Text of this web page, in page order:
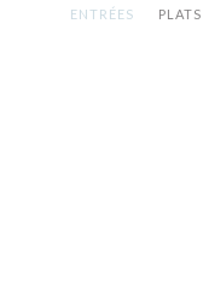
ENTRÉES PLATS